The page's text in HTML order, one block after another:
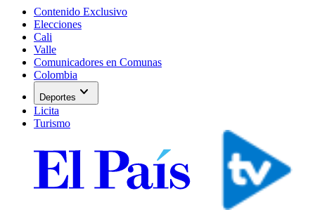
Contenido Exclusivo
Elecciones
Cali
Valle
Comunicadores en Comunas
Colombia
Deportes expand_more
Licita
Turismo